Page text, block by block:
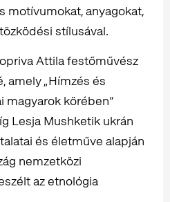
motívumokat, anyagokat,
stílusával.
Attila festőművész
amely „Hímzés és
magyarok körében”
Lesja Mushketik ukrán
és életműve alapján
nemzetközi
az etnológia